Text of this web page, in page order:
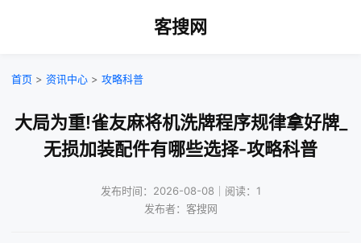
客搜网
首页 > 资讯中心 > 攻略科普
大局为重!雀友麻将机洗牌程序规律拿好牌_
无损加装配件有哪些选择-攻略科普
发布时间：2026-08-08｜阅读：1
发布者：客搜网